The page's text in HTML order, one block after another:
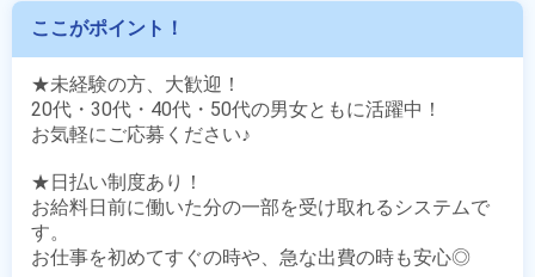
ここがポイント！
★未経験の方、大歓迎！
20代・30代・40代・50代の男女ともに活躍中！
お気軽にご応募ください♪
★日払い制度あり！
お給料日前に働いた分の一部を受け取れるシステムで
す。
お仕事を初めてすぐの時や、急な出費の時も安心◎